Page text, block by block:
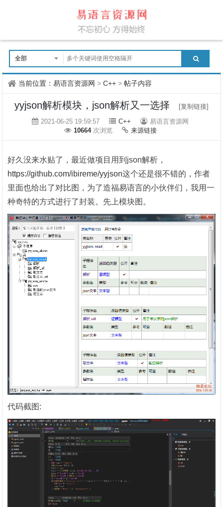
当前位置：易语言资源网 >C++ >帖子内容
yyjson解析模块，json解析又一选择
[复制链接]
2021-06-25 19:59:57
C++
易语言资源网
10664 次浏览 来源链接
好久没来水贴了，最近做项目用到json解析，
https://github.com/ibireme/yyjson这个还是很不错的，作者
里面也给出了对比图，为了造福易语言的小伙伴们，我用一
种奇特的方式进行了封装。先上模块图。
代码截图: